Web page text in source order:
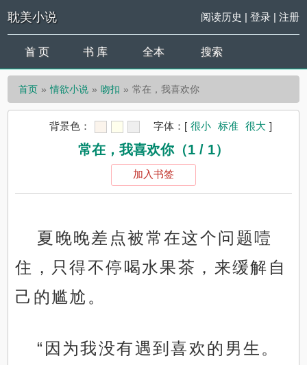
耽美小说 阅读历史 | 登录| 注册
首 页 书 库 全本 搜索
首页 情欲小说 吻扣 常在，我喜欢你
背景色： 字体： [ 很小 标准 很大 ]
常在，我喜欢你（1 / 1）
加入书签
夏晚晚差点被常在这个问题噎
住，只得不停喝水果茶，来缓解自
己的尴尬。
“因为我没有遇到喜欢的男生。